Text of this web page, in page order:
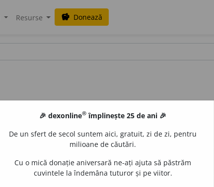
Resurse savings Donează
🎉 dexonline® împlinește 25 de ani 🎉
De un sfert de secol suntem aici, gratuit, zi de zi, pentru
milioane de căutări.
Cu o mică donație aniversară ne-ați ajuta să păstrăm
cuvintele la îndemâna tuturor și pe viitor.